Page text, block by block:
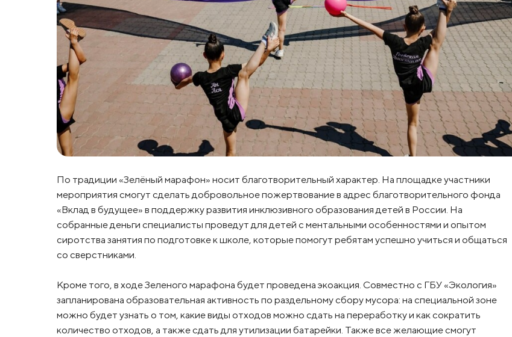
По традиции «Зелёный марафон» носит благотворительный характер. На площадке участники
мероприятия смогут сделать добровольное пожертвование в адрес благотворительного фонда
«Вклад в будущее» в поддержку развития инклюзивного образования детей в России. На
собранные деньги специалисты проведут для детей с ментальными особенностями и опытом
сиротства занятия по подготовке к школе, которые помогут ребятам успешно учиться и общаться
со сверстниками.
Кроме того, в ходе Зеленого марафона будет проведена экоакция. Совместно с ГБУ «Экология»
запланирована образовательная активность по раздельному сбору мусора: на специальной зоне
можно будет узнать о том, какие виды отходов можно сдать на переработку и как сократить
количество отходов, а также сдать для утилизации батарейки. Также все желающие смогут